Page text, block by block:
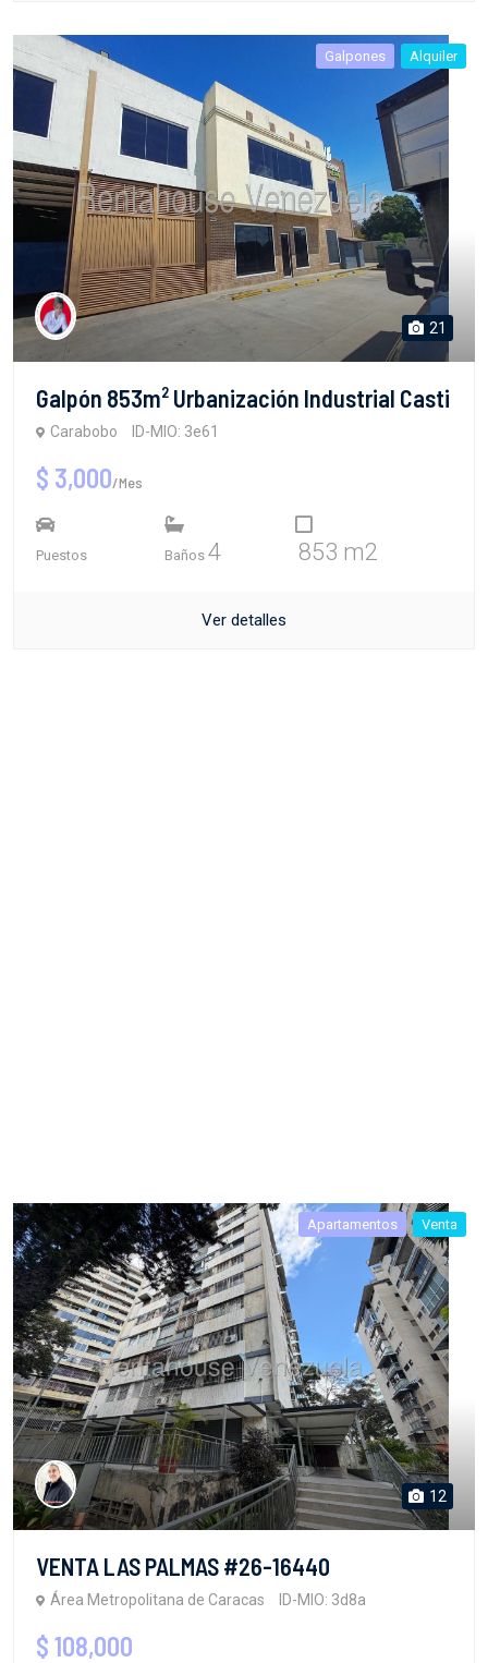
Galpones Alquiler
21
Galpón 853m² Urbanización Industrial Casti
Carabobo ID-MIO: 3e61
$ 3,000/Mes
Puestos Baños 4 853 m2
Ver detalles
Apartamentos Venta
12
VENTA LAS PALMAS #26-16440
Área Metropolitana de Caracas ID-MIO: 3d8a
$ 108,000